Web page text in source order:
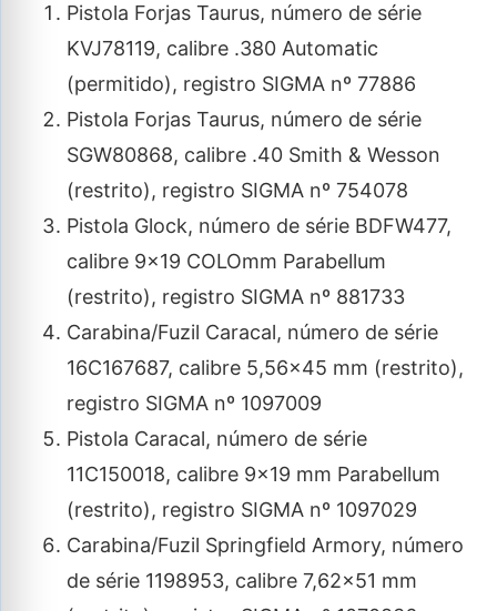
Pistola Forjas Taurus, número de série
KVJ78119, calibre .380 Automatic
(permitido), registro SIGMA nº 77886
Pistola Forjas Taurus, número de série
SGW80868, calibre .40 Smith & Wesson
(restrito), registro SIGMA nº 754078
Pistola Glock, número de série BDFW477,
calibre 9×19 COLOmm Parabellum
(restrito), registro SIGMA nº 881733
Carabina/Fuzil Caracal, número de série
16C167687, calibre 5,56×45 mm (restrito),
registro SIGMA nº 1097009
Pistola Caracal, número de série
11C150018, calibre 9×19 mm Parabellum
(restrito), registro SIGMA nº 1097029
Carabina/Fuzil Springfield Armory, número
de série 1198953, calibre 7,62×51 mm